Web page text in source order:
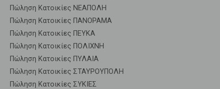
Πώληση Κατοικίες ΝΕΑΠΟΛΗ
Πώληση Κατοικίες ΠΑΝΟΡΑΜΑ
Πώληση Κατοικίες ΠΕΥΚΑ
Πώληση Κατοικίες ΠΟΛΙΧΝΗ
Πώληση Κατοικίες ΠΥΛΑΙΑ
Πώληση Κατοικίες ΣΤΑΥΡΟΥΠΟΛΗ
Πώληση Κατοικίες ΣΥΚΙΕΣ